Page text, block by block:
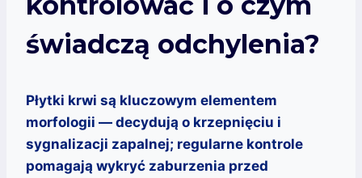
świadczą odchylenia?
Płytki krwi są kluczowym elementem
morfologii — decydują o krzepnięciu i
sygnalizacji zapalnej; regularne kontrole
pomagają wykryć zaburzenia przed